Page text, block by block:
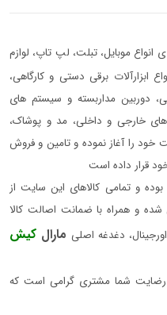
انواع موبایل، تبلت، لپ تاپ، لوازم
ابزارآلات برقی دستی و کارگاهی،
دوربین مداربسته و سیستم های
خارجی و داخلی، مد و پوشاک،
را آغاز نموده و تامین و فروش
قرار داده است
و تمامی کالاهای این سایت از
شده و همراه با ضمانت اصالت کالا
دغدغه اصلی مارال کیش
رضایت شما مشتری گرامی است که